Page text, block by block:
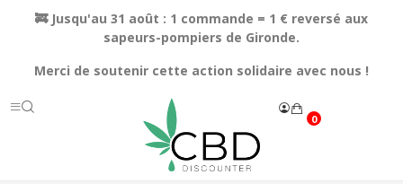
🚒 Jusqu'au 31 août : 1 commande = 1 € reversé aux
sapeurs-pompiers de Gironde.
Merci de soutenir cette action solidaire avec nous !
0